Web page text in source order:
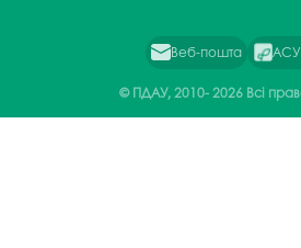
Веб-пошта
© ПДАУ, 2010-2026 Всі